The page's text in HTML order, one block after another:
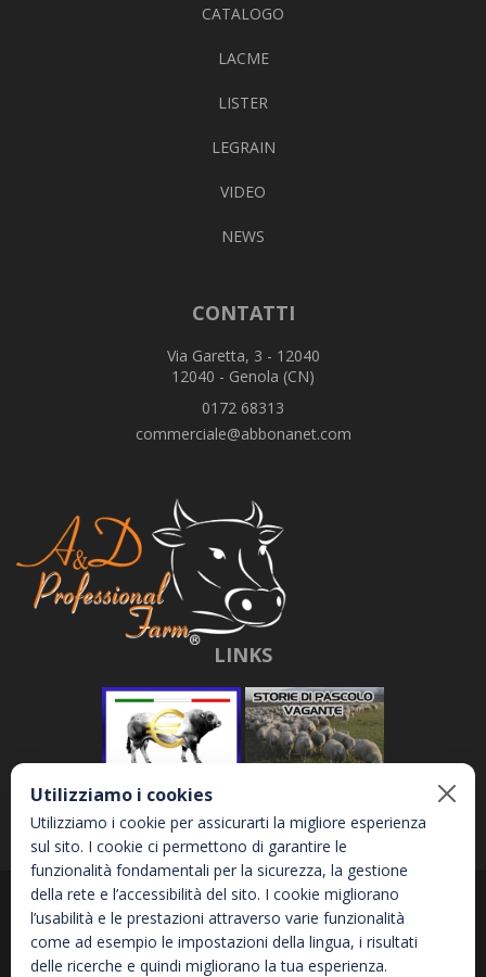
CATALOGO
LACME
LISTER
LEGRAIN
VIDEO
NEWS
CONTATTI
Via Garetta, 3 - 12040
12040 - Genola (CN)
0172 68313
commerciale@abbonanet.com
LINKS
Abbona e Daniele S.r.l. - Via Garetta, 3 - 12040 - Genola (CN) - P.IVA
02810870044
Utilizziamo i cookies
Utilizziamo i cookie per assicurarti la migliore esperienza
sul sito. I cookie ci permettono di garantire le
funzionalità fondamentali per la sicurezza, la gestione
della rete e l’accessibilità del sito. I cookie migliorano
l’usabilità e le prestazioni attraverso varie funzionalità
come ad esempio le impostazioni della lingua, i risultati
delle ricerche e quindi migliorano la tua esperienza.